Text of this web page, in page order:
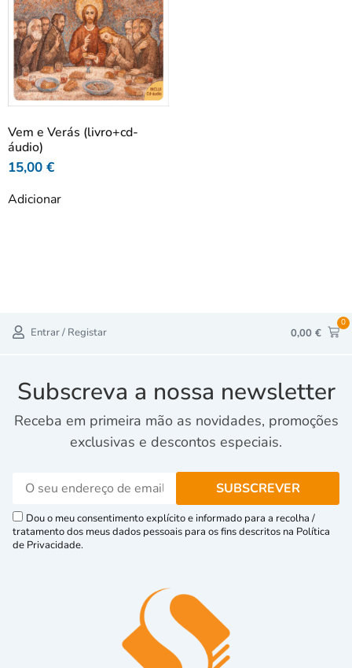
Vem e Verás (livro+cd-
áudio)
15,00 €
Adicionar
Entrar / Registar 0,00 €
0
Subscreva a nossa newsletter
Receba em primeira mão as novidades, promoções
exclusivas e descontos especiais.
Dou o meu consentimento explícito e informado para a recolha /
tratamento dos meus dados pessoais para os fins descritos na Política
de Privacidade.